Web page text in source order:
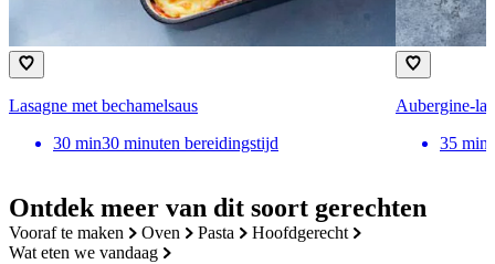
Ontdek meer van dit soort gerechten
vooraf te maken oven pasta
hoofdgerecht
wat eten we vandaag
Lasagne met bechamelsaus
30 min30 minuten bereidingstijd
Aubergine-
35 min